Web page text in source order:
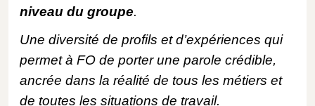
niveau du groupe.
Une diversité de profils et d’expériences qui
permet à FO de porter une parole crédible,
ancrée dans la réalité de tous les métiers et
de toutes les situations de travail.